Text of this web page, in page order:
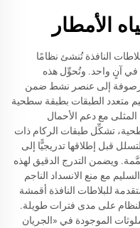
الأمطار
النافذة تُنشئ نظامًا
في آنٍ واحد. وتُحوِّل هذه
إلى عنصر نشط ضمن
متعدد الطبقات بطبقة سطحية
مع دعم الأحمال
تشكِّل طبقات الركام ذات
قبل إطلاقها تدريجيًّا إلى
ويضمن التدرج الدقيق لهذه
مع منع الانسداد الناجم
للبلاطات النافذة أقمشة
على مدى فترات طويلة.
الموجودة في «الجريان